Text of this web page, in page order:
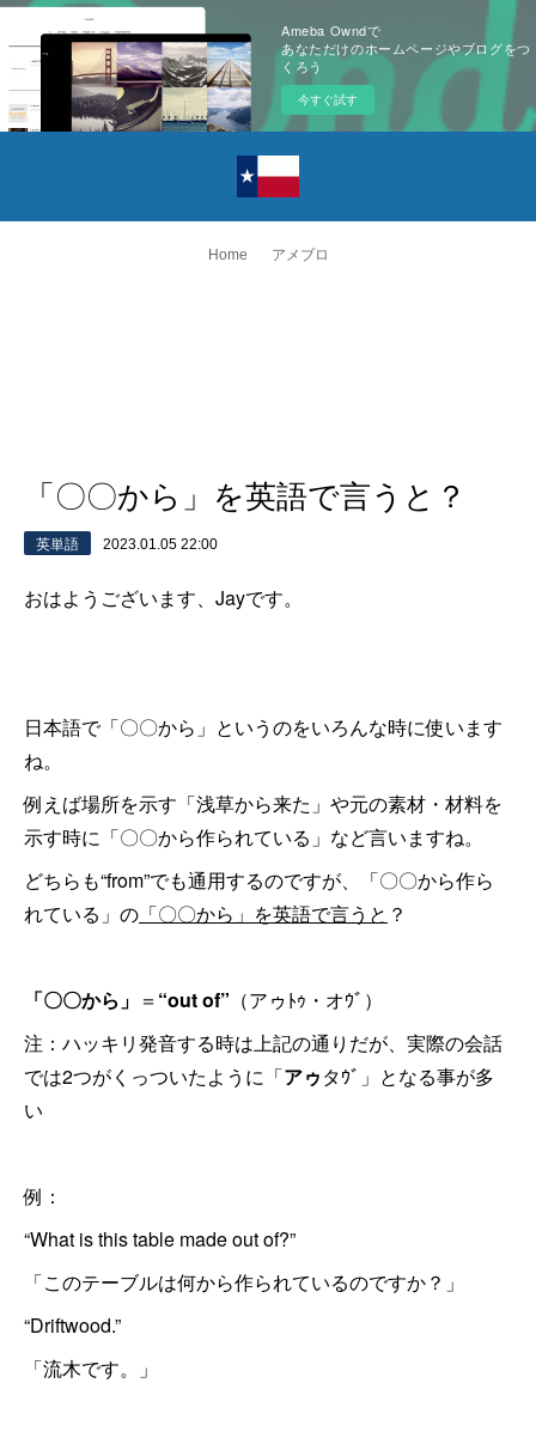
Ameba Owndで
あなただけのホームページやブログをつ
くろう
今すぐ試す
Home アメブロ
「〇〇から」を英語で言うと？
英単語 2023.01.05 22:00
おはようございます、Jayです。
日本語で「〇〇から」というのをいろんな時に使います
ね。
例えば場所を示す「浅草から来た」や元の素材・材料を
示す時に「〇〇から作られている」など言いますね。
どちらも“from”でも通用するのですが、「〇〇から作ら
れている」の 「〇〇から」を英語で言うと ？
「〇〇から」 ＝ “out of” （アゥﾄｩ・オｳﾞ）
注：ハッキリ発音する時は上記の通りだが、実際の会話
では2つがくっついたように「アゥタｳﾞ」となる事が多
い
例：
“What is this table made out of?”
「このテーブルは何から作られているのですか？」
“Driftwood.”
「流木です。」